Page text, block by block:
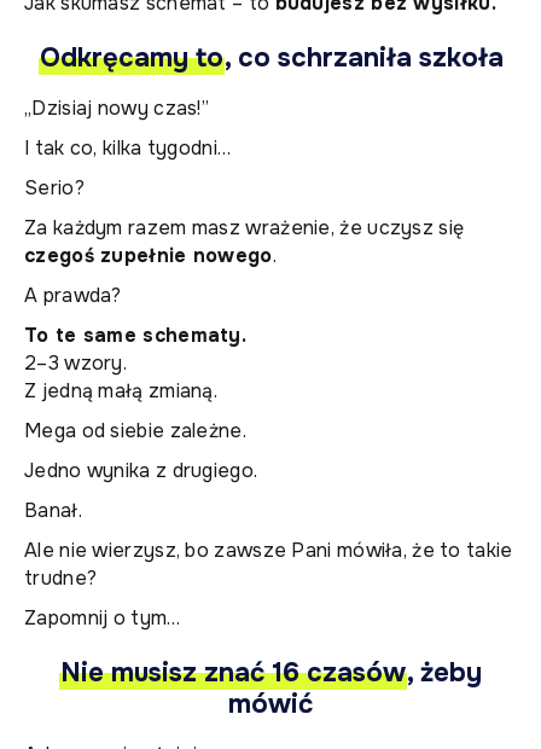
Odkręcamy to, co schrzaniła szkoła
„Dzisiaj nowy czas!”
I tak co, kilka tygodni…
Serio?
Za każdym razem masz wrażenie, że uczysz się
czegoś zupełnie nowego.
A prawda?
To te same schematy.
2–3 wzory.
Z jedną małą zmianą.
Mega od siebie zależne.
Jedno wynika z drugiego.
Banał.
Ale nie wierzysz, bo zawsze Pani mówiła, że to takie
trudne?
Zapomnij o tym…
Nie musisz znać 16 czasów, żeby
mówić